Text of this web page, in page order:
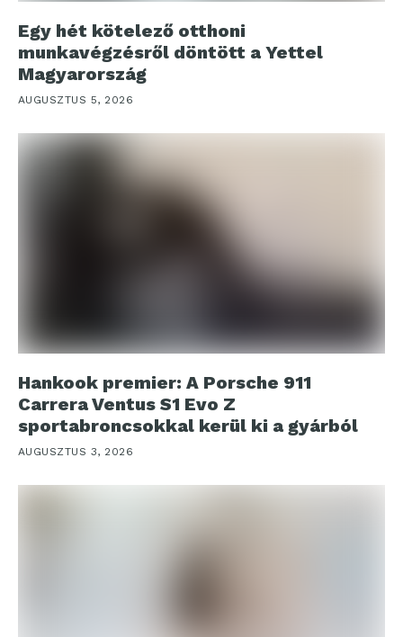
Egy hét kötelező otthoni
munkavégzésről döntött a Yettel
Magyarország
AUGUSZTUS 5, 2026
Hankook premier: A Porsche 911
Carrera Ventus S1 Evo Z
sportabroncsokkal kerül ki a gyárból
AUGUSZTUS 3, 2026